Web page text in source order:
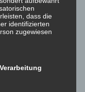
und die Listen-
werden, aber eine
frei von Wissen
dass die
identifizierten
zugewiesen